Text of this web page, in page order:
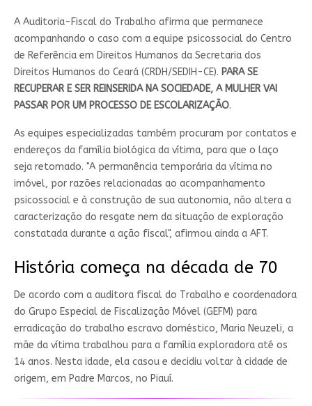
A Auditoria-Fiscal do Trabalho afirma que permanece
acompanhando o caso com a equipe psicossocial do Centro
de Referência em Direitos Humanos da Secretaria dos
Direitos Humanos do Ceará (CRDH/SEDIH-CE). PARA SE
RECUPERAR E SER REINSERIDA NA SOCIEDADE, A MULHER VAI
PASSAR POR UM PROCESSO DE ESCOLARIZAÇÃO.
As equipes especializadas também procuram por contatos e
endereços da família biológica da vítima, para que o laço
seja retomado. "A permanência temporária da vítima no
imóvel, por razões relacionadas ao acompanhamento
psicossocial e à construção de sua autonomia, não altera a
caracterização do resgate nem da situação de exploração
constatada durante a ação fiscal", afirmou ainda a AFT.
História começa na década de 70
De acordo com a auditora fiscal do Trabalho e coordenadora
do Grupo Especial de Fiscalização Móvel (GEFM) para
erradicação do trabalho escravo doméstico, Maria Neuzeli, a
mãe da vítima trabalhou para a família exploradora até os
14 anos. Nesta idade, ela casou e decidiu voltar à cidade de
origem, em Padre Marcos, no Piauí.